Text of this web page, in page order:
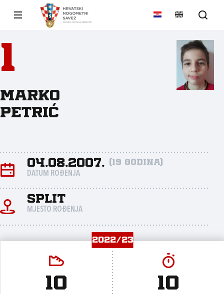
1
Marko
Petrić
04.08.2007. (19 godina)
DATUM ROĐENJA
Split
MJESTO ROĐENJA
2022/23
10 10